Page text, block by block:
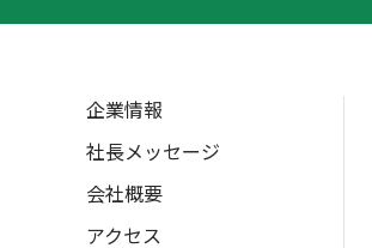
企業情報
社長メッセージ
会社概要
アクセス